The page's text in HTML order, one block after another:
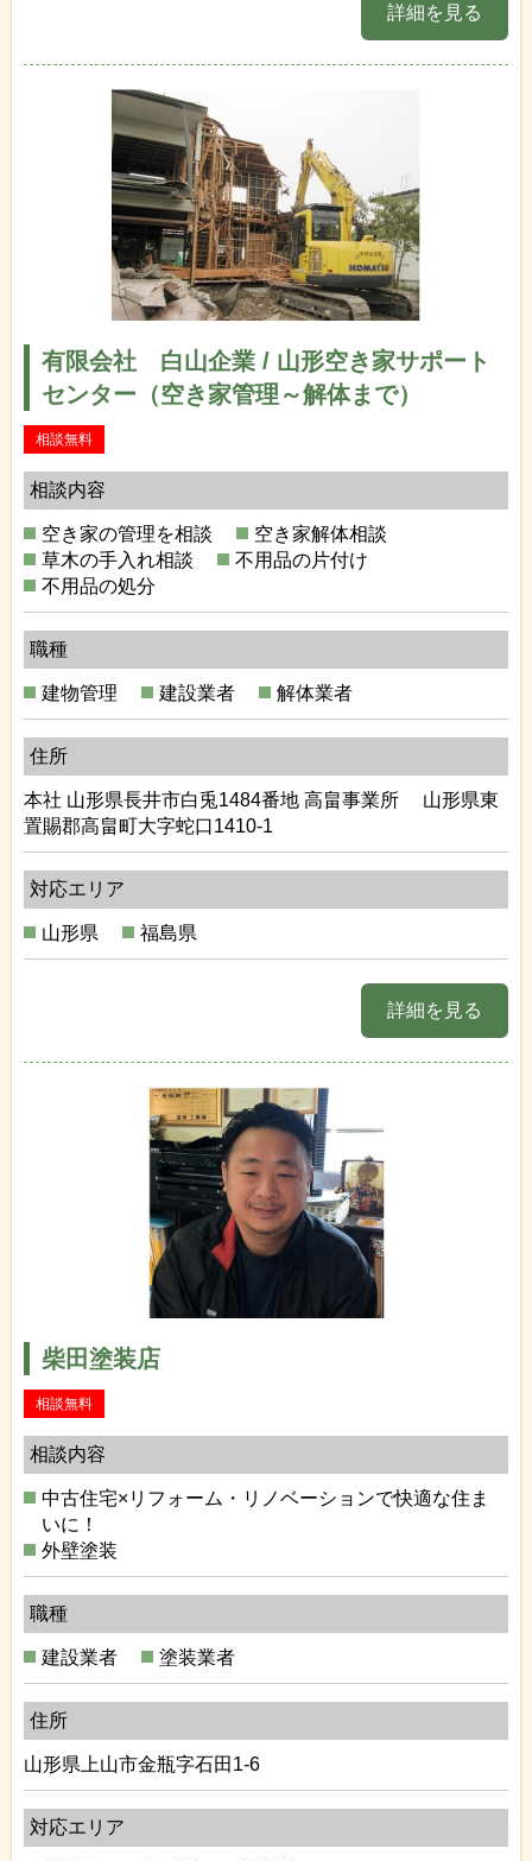
詳細を見る
有限会社 白山企業 / 山形空き家サポート
センター（空き家管理～解体まで）
相談無料
相談内容
空き家の管理を相談
空き家解体相談
草木の手入れ相談
不用品の片付け
不用品の処分
職種
建物管理 建設業者 解体業者
住所
本社 山形県長井市白兎1484番地 高畠事業所 山形県東
置賜郡高畠町大字蛇口1410-1
対応エリア
山形県 福島県
詳細を見る
柴田塗装店
相談無料
相談内容
中古住宅×リフォーム・リノベーションで快適な住ま
いに！
外壁塗装
職種
建設業者 塗装業者
住所
山形県上山市金瓶字石田1-6
対応エリア